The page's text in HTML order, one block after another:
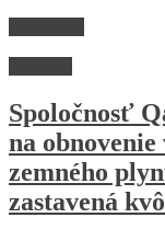
Spoločnosť
na
zemného
zastavená